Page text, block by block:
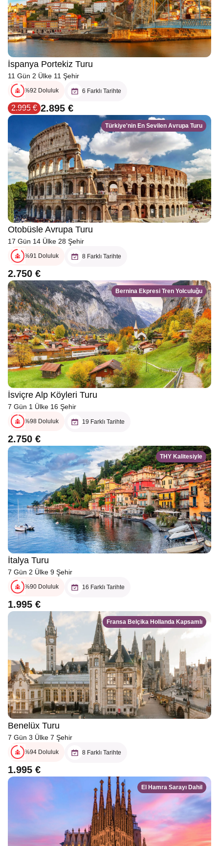
İspanya Portekiz Turu
11 Gün 2 Ülke 11 Şehir
%92 Doluluk 6 Farklı Tarihte
2.995 € 2.895 €
Türkiye'nin En Sevilen Avrupa Turu
Otobüsle Avrupa Turu
17 Gün 14 Ülke 28 Şehir
%91 Doluluk 8 Farklı Tarihte
2.750 €
Bernina Ekpresi Tren Yolculuğu
İsviçre Alp Köyleri Turu
7 Gün 1 Ülke 16 Şehir
%98 Doluluk 19 Farklı Tarihte
2.750 €
THY Kalitesiyle
İtalya Turu
7 Gün 2 Ülke 9 Şehir
%90 Doluluk 16 Farklı Tarihte
1.995 €
Fransa Belçika Hollanda Kapsamlı
Benelüx Turu
7 Gün 3 Ülke 7 Şehir
%94 Doluluk 8 Farklı Tarihte
1.995 €
El Hamra Sarayı Dahil